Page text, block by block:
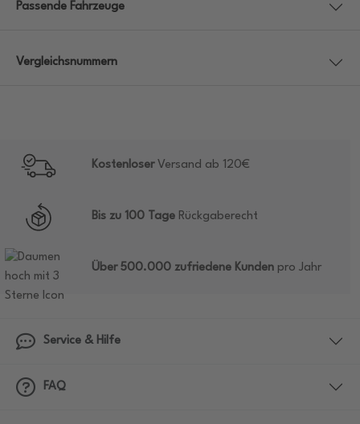
Passende Fahrzeuge
Vergleichsnummern
KostenloserVersand ab 120€
Bis zu 100 Tage Rückgaberecht
Über 500.000 zufriedene Kunden pro Jahr
Service & Hilfe
FAQ